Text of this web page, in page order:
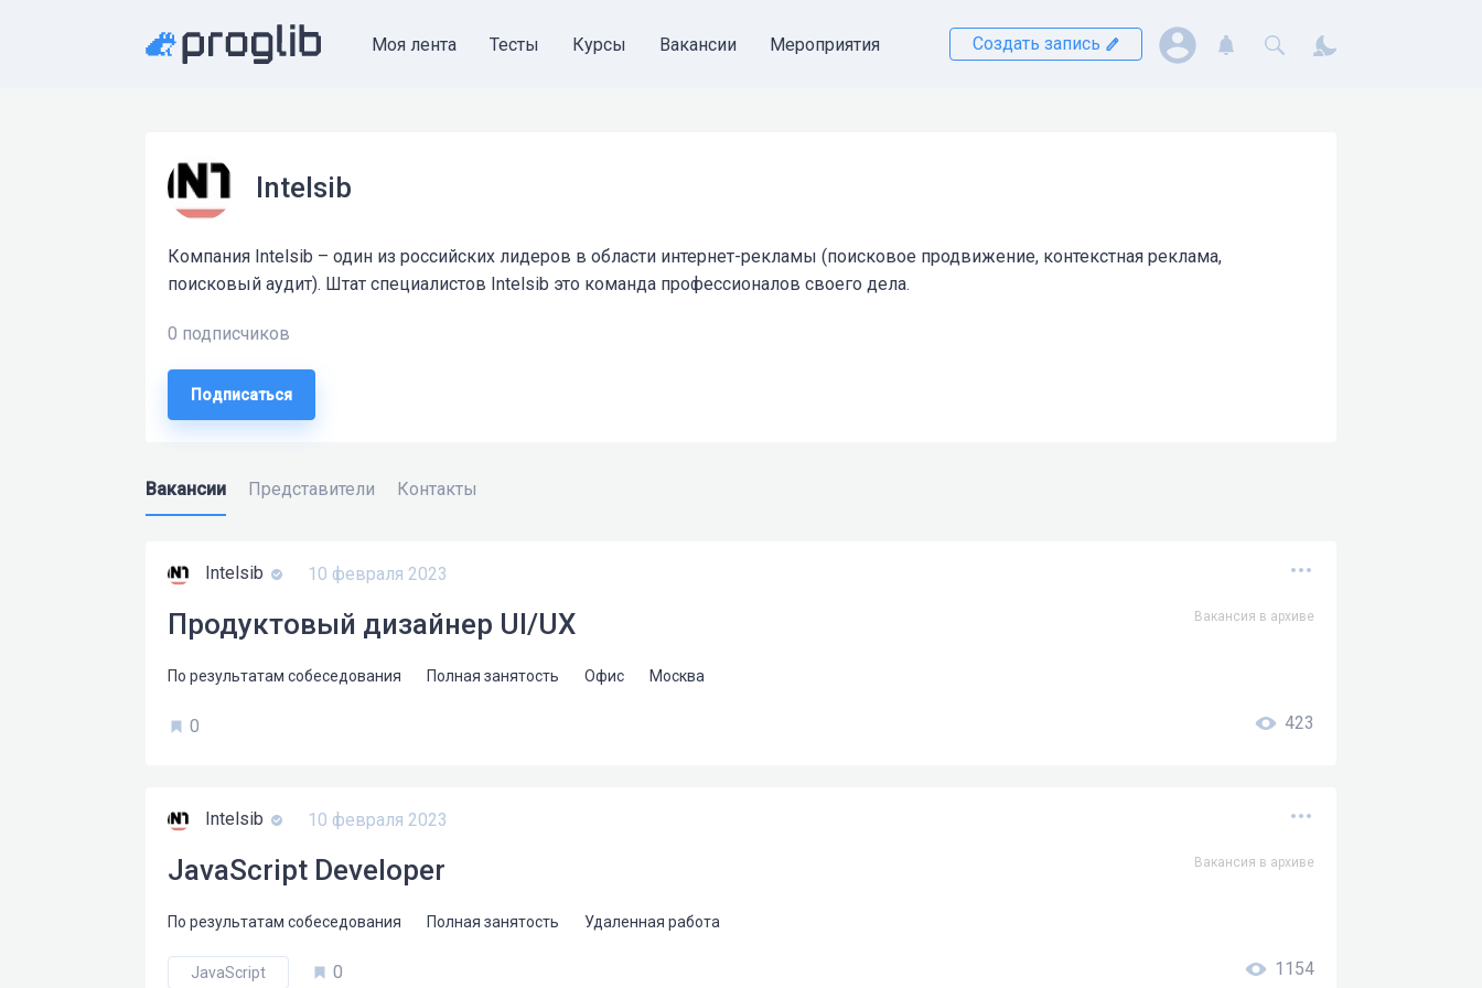
Моя лента Тесты Курсы Вакансии Мероприятия Создать запись
Intelsib
Компания Intelsib – один из российских лидеров в области интернет-рекламы (поисковое продвижение, контекстная реклама,
поисковый аудит). Штат специалистов Intelsib это команда профессионалов своего дела.
0 подписчиков
Подписаться
Вакансии Представители Контакты
Intelsib 10 февраля 2023
Продуктовый дизайнер UI/UX Вакансия в архиве
По результатам собеседования Полная занятость Офис Москва
0 423
Intelsib 10 февраля 2023
JavaScript Developer Вакансия в архиве
По результатам собеседования Полная занятость Удаленная работа
JavaScript 0 1154